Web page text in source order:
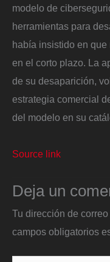
modelo de
herramientas para
había insistido en
en el corto plazo. La
de su desaparición,
estrategia comercial
del modelo en su
Source link
Deja un
Tu dirección de
campos obligatorios